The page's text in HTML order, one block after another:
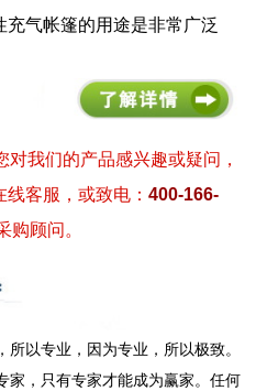
气帐篷的用途是非常广泛
我们的产品感兴趣或疑问，
客服，或致电： 400-166-
购顾问。
所以专业，因为专业，所以极致。
家，只有专家才能成为赢家。任何